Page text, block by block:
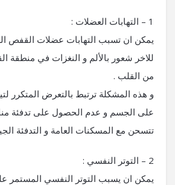
1 – التهابات العضلات :
يمكن ان تسبب التهابات عضلات القفص
للاخر شعور بالألم و النغزات في منطقة
من القلب .
و هذه المشكلة ترتبط بالتعرض المتكرر
على الجسم و عدم الحصول على تدفئة
تتسحن مع المسكنات العامة و التدفئة
2 – التوتر النفسي :
يمكن ان يسبب التوتر النفسي المستمر